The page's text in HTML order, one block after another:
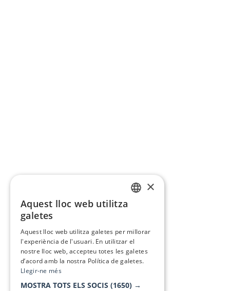
×
Aquest lloc web utilitza
galetes
Aquest lloc web utilitza galetes per millorar
l'experiència de l'usuari. En utilitzar el
nostre lloc web, accepteu totes les galetes
d’acord amb la nostra Política de galetes.
Llegir-ne més
MOSTRA TOTS ELS SOCIS (1650) →